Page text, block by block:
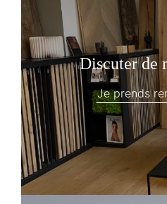
Discuter de
Je prends